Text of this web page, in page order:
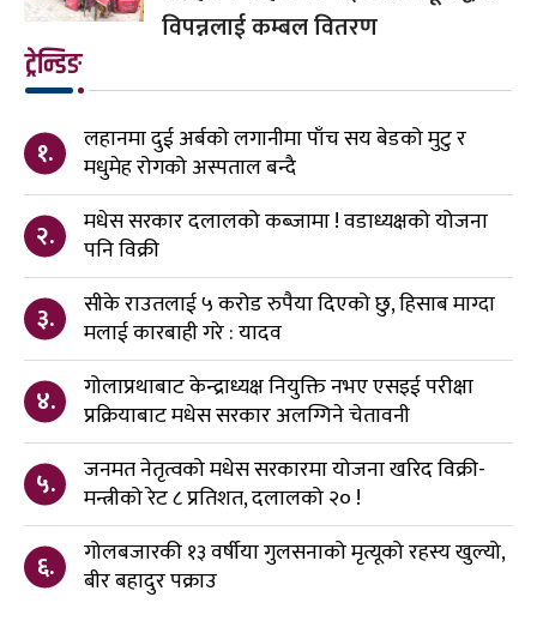
विपन्नलाई कम्बल वितरण
ट्रेन्डिङ
१.
लहानमा दुई अर्बको लगानीमा पाँच सय बेडको मुटु र
मधुमेह रोगको अस्पताल बन्दै
२.
मधेस सरकार दलालको कब्जामा ! वडाध्यक्षको योजना
पनि विक्री
३.
सीके राउतलाई ५ करोड रुपैया दिएको छु, हिसाब माग्दा
मलाई कारबाही गरे : यादव
४.
गोलाप्रथाबाट केन्द्राध्यक्ष नियुक्ति नभए एसइई परीक्षा
प्रक्रियाबाट मधेस सरकार अलग्गिने चेतावनी
५.
जनमत नेतृत्वको मधेस सरकारमा योजना खरिद विक्री-
मन्त्रीको रेट ८ प्रतिशत, दलालको २० !
६.
गोलबजारकी १३ वर्षीया गुलसनाको मृत्यूको रहस्य खुल्यो,
बीर बहादुर पक्राउ